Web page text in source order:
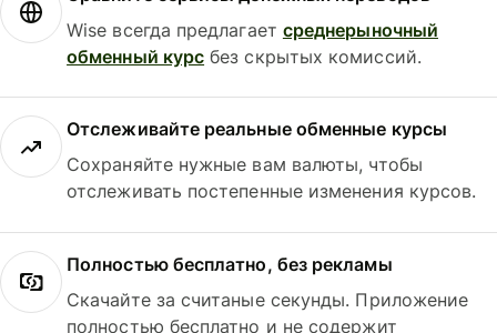
Wise всегда предлагает среднерыночный
обменный курс без скрытых комиссий.
Отслеживайте реальные обменные курсы
Сохраняйте нужные вам валюты, чтобы
отслеживать постепенные изменения курсов.
Полностью бесплатно, без рекламы
Скачайте за считаные секунды. Приложение
полностью бесплатно и не содержит